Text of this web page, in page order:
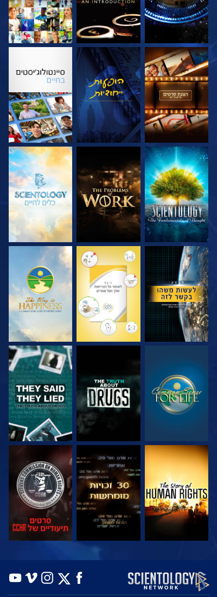
בדוק את הסדרה צפה בדוק את הסדרה
בדוק את הסדרה בדוק את הסדרה בדוק את הסדרה
צפה צפה
צפה צפה צפה
צפה צפה צפה
צפה בדוק את הסדרה